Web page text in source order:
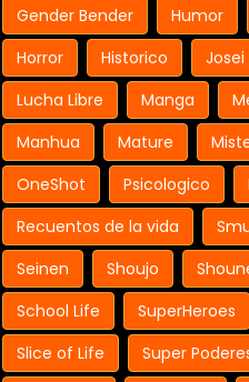
Gender Bender
Humor
Horror
Historico Josei
Lucha Libre
Manga
Manhua
Mature
OneShot
Psicologico
Recuentos de la vida
Seinen
Shoujo
School Life
SuperHeroes
Slice of Life
Super